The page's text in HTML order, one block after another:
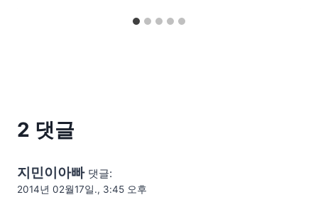
2 댓글
지민이아빠 댓글:
2014년 02월17일., 3:45 오후